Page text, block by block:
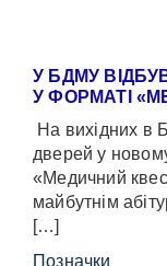
У БДМУ
У ФОРМАТІ
На вихідних в
дверей у
«Медичний
майбутнім
[…]
Позначки